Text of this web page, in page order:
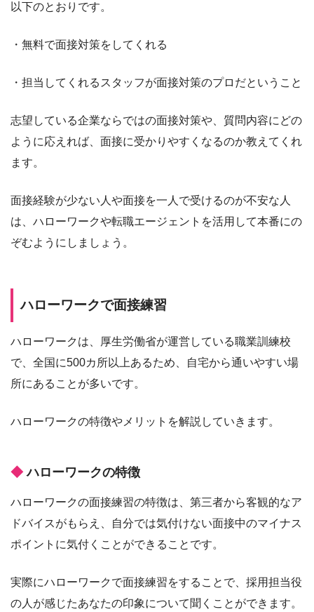
以下のとおりです。
・無料で面接対策をしてくれる
・担当してくれるスタッフが面接対策のプロだということ
志望している企業ならではの面接対策や、質問内容にどの
ように応えれば、面接に受かりやすくなるのか教えてくれ
ます。
面接経験が少ない人や面接を一人で受けるのが不安な人
は、ハローワークや転職エージェントを活用して本番にの
ぞむようにしましょう。
ハローワークで面接練習
ハローワークは、厚生労働省が運営している職業訓練校
で、全国に500カ所以上あるため、自宅から通いやすい場
所にあることが多いです。
ハローワークの特徴やメリットを解説していきます。
ハローワークの特徴
ハローワークの面接練習の特徴は、第三者から客観的なア
ドバイスがもらえ、自分では気付けない面接中のマイナス
ポイントに気付くことができることです。
実際にハローワークで面接練習をすることで、採用担当役
の人が感じたあなたの印象について聞くことができます。